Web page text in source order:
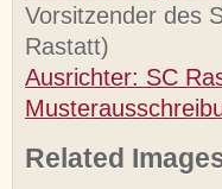
Vorsitzender des
Rastatt)
Ausrichter: SC
Related